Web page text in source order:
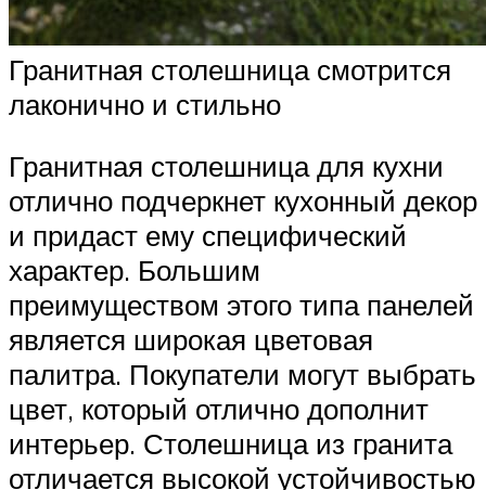
Гранитная столешница смотрится
лаконично и стильно
Гранитная столешница для кухни
отлично подчеркнет кухонный декор
и придаст ему специфический
характер. Большим
преимуществом этого типа панелей
является широкая цветовая
палитра. Покупатели могут выбрать
цвет, который отлично дополнит
интерьер. Столешница из гранита
отличается высокой устойчивостью